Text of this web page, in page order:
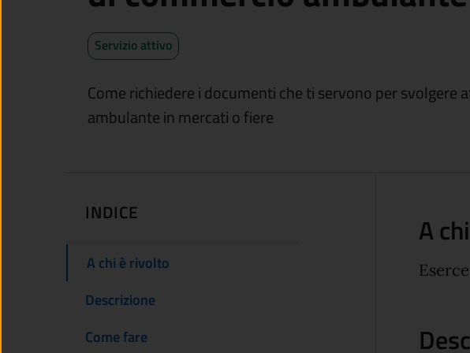
Servizio attivo
Come richiedere i documenti che ti servono per svolgere
ambulante in mercati o fiere
INDICE
A chi è rivolto
Descrizione
Come fare
A